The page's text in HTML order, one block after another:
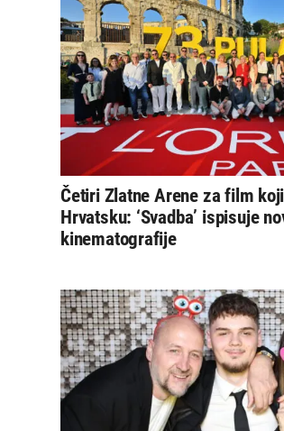
Četiri Zlatne Arene za film
Hrvatsku: ‘Svadba’ ispisuje
kinematografije